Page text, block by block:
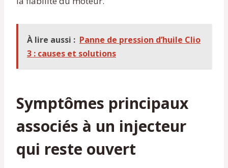
À lire aussi : Panne de pression d’huile Clio
3 : causes et solutions
Symptômes principaux
associés à un injecteur
qui reste ouvert